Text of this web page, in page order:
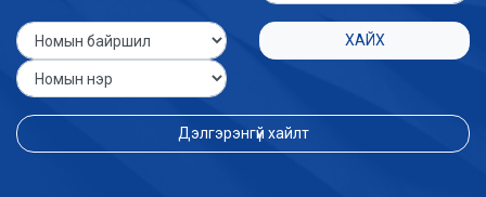
ХАЙХ
Дэлгэрэнгүй хайлт